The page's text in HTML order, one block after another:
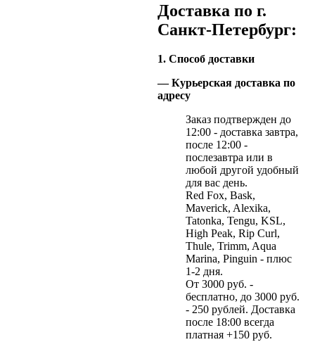
Доставка по г.
Санкт-Петербург:
1. Способ доставки
— Курьерская доставка по
адресу
Заказ подтвержден до
12:00 - доставка завтра,
после 12:00 -
послезавтра или в
любой другой удобный
для вас день.
Red Fox, Bask,
Maverick, Alexika,
Tatonka, Tengu, KSL,
High Peak, Rip Curl,
Thule, Trimm, Aqua
Marina, Pinguin - плюс
1-2 дня.
От 3000 руб. -
бесплатно, до 3000 руб.
- 250 рублей. Доставка
после 18:00 всегда
платная +150 руб.